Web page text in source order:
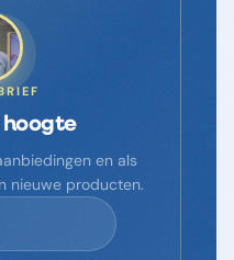
hoogte
en als
nieuwe producten.